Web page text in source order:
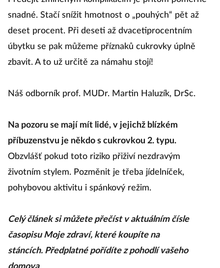
snadné. Stačí snížit hmotnost o „pouhých“ pět až
deset procent. Při deseti až dvacetiprocentním
úbytku se pak můžeme příznaků cukrovky úplně
zbavit. A to už určitě za námahu stojí!
Náš odborník prof. MUDr. Martin Haluzík, DrSc.
Na pozoru se mají mít lidé, v jejichž blízkém
příbuzenstvu je někdo s cukrovkou 2. typu.
Obzvlášť pokud toto riziko přiživí nezdravým
životním stylem. Pozměnit je třeba jídelníček,
pohybovou aktivitu i spánkový režim.
Celý článek si můžete přečíst v aktuálním čísle
časopisu Moje zdraví, které koupíte na
stáncích. Předplatné pořídíte z pohodlí vašeho